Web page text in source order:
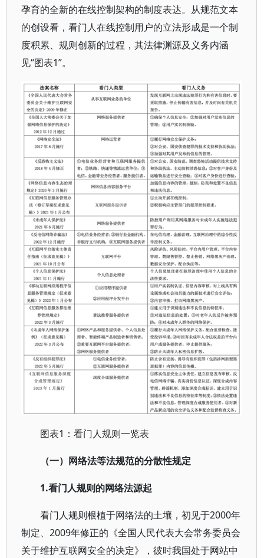
孕育的全新的在线控制架构的制度表达。从规范文本
的创设看，看门人在线控制用户的立法形成是一个制
度积累、规则创新的过程，其法律渊源及义务内涵
见“图表1”。
图表1：看门人规则一览表
（一）网络法等法规范的分散性规定
1.看门人规则的网络法源起
看门人规则根植于网络法的土壤，初见于2000年
制定、2009年修正的《全国人民代表大会常务委员会
关于维护互联网安全的决定》，彼时我国处于网站中